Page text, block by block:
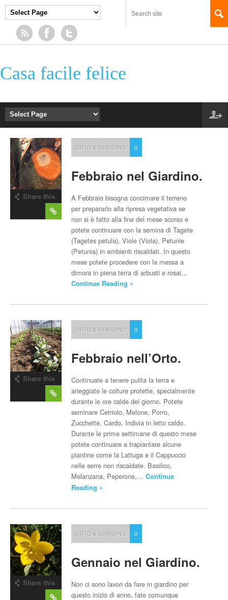
Casa facile felice
Share this
ORTO & GIARDINO 0
Febbraio nel Giardino.
A Febbraio bisogna concimare il terreno
per prepararlo alla ripresa vegetativa se
non si è fatto alla fine del mese scorso e
potete continuare con la semina di Tagete
(Tagetes petula), Viole (Viola), Petunie
(Petunia) in ambienti riscaldati. In questo
mese potete procedere con la messa a
dimora in piena terra di arbusti e rosai…
Continue Reading »
Share this
ORTO & GIARDINO 0
Febbraio nell’Orto.
Continuate a tenere pulita la terra e
arieggiate le colture protette, specialmente
durante le ore calde del giorno. Potete
seminare Cetriolo, Melone, Porro,
Zucchette, Cardo, Indivia in letto caldo.
Durante le prime settimane di questo mese
potete continuare a trapiantare alcune
piantine come la Lattuga e il Cappuccio
nelle serre non riscaldate. Basilico,
Melanzana, Peperone,…Continue
Reading »
Share this
ORTO & GIARDINO 0
Gennaio nel Giardino.
Non ci sono lavori da fare in giardino per
questo inizio di anno, fate comunque